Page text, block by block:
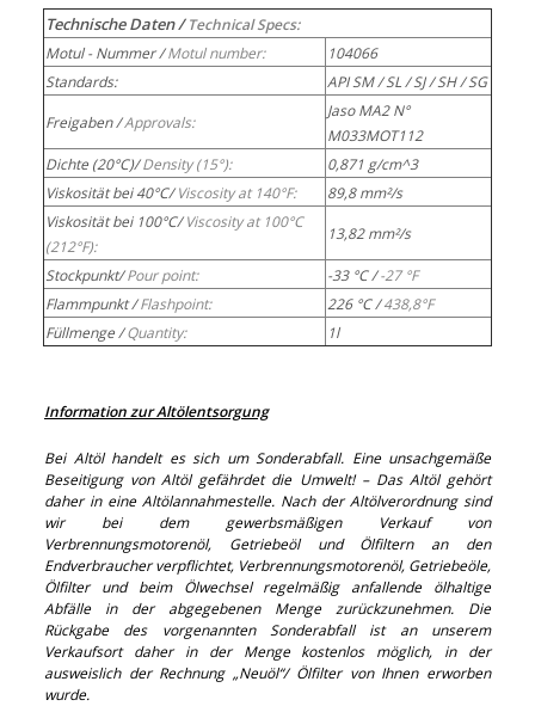
Technische Daten /Technical Specs:
Motul - Nummer /Motul number:
104066
Standards:
API SM / SL / SJ / SH / SG
Freigaben /Approvals:
Jaso MA2 N°
M033MOT112
Dichte (20°C)/Density (15°):
0,871 g/cm^3
Viskosität bei 40°C/Viscosity at 140°F:
89,8 mm²/s
Viskosität bei 100°C/Viscosity at 100°C
(212°F):
13,82 mm²/s
Stockpunkt/Pour point: -33 °C /-27 °F
Flammpunkt /Flashpoint: 226 °C /438,8°F
Füllmenge /Quantity: 1l
Information zur Altölentsorgung
Bei Altöl handelt es sich um Sonderabfall. Eine unsachgemäße
Beseitigung von Altöl gefährdet die Umwelt! – Das Altöl gehört
daher in eine Altölannahmestelle. Nach der Altölverordnung sind
wir bei dem gewerbsmäßigen Verkauf von
Verbrennungsmotorenöl, Getriebeöl und Ölfiltern an den
Endverbraucher verpflichtet, Verbrennungsmotorenöl, Getriebeöle,
Ölfilter und beim Ölwechsel regelmäßig anfallende ölhaltige
Abfälle in der abgegebenen Menge zurückzunehmen. Die
Rückgabe des vorgenannten Sonderabfall ist an unserem
Verkaufsort daher in der Menge kostenlos möglich, in der
ausweislich der Rechnung „Neuöl“/ Ölfilter von Ihnen erworben
wurde.